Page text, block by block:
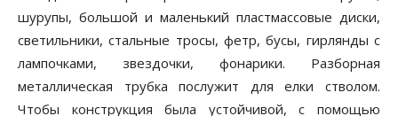
шурупы, большой и маленький пластмассовые диски,
светильники, стальные тросы, фетр, бусы, гирлянды с
лампочками, звездочки, фонарики. Разборная
металлическая трубка послужит для елки стволом.
Чтобы конструкция была устойчивой, с помощью